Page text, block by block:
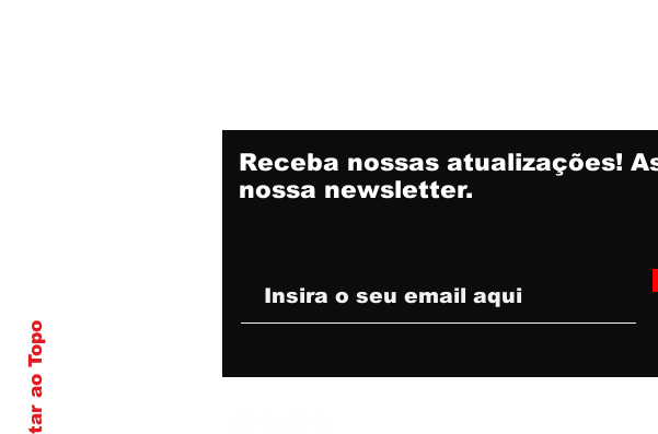
Voltar ao Topo
Receba nossas atualizações!
nossa newsletter.